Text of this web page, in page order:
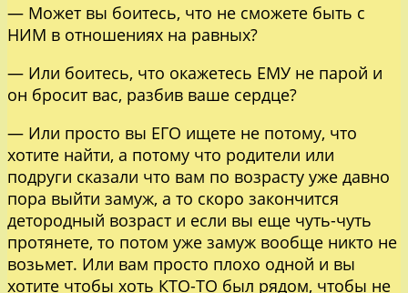
— Может вы боитесь, что не сможете быть с
НИМ в отношениях на равных?
— Или боитесь, что окажетесь ЕМУ не парой и
он бросит вас, разбив ваше сердце?
— Или просто вы ЕГО ищете не потому, что
хотите найти, а потому что родители или
подруги сказали что вам по возрасту уже давно
пора выйти замуж, а то скоро закончится
детородный возраст и если вы еще чуть-чуть
протянете, то потом уже замуж вообще никто не
возьмет. Или вам просто плохо одной и вы
хотите чтобы хоть КТО-ТО был рядом, чтобы не